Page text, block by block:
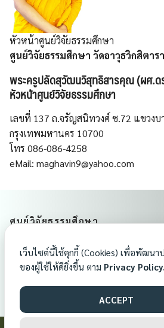
หัวหน้าศูนย์วิจัยธรรมศึกษา
ศูนย์วิจัยธรรมศึกษา วัดอาวุธวิกสิตาร
พระครูปลัดสุวัฒนวิสุทธิสารคุณ (ผศ.
หัวหน้าศูนย์วิจัยธรรมศึกษา
เลขที่ 137 ถ.จรัญสนิทวงศ์ ซ.72 แขวง
กรุงเทพมหานคร 10700
โทร 086-086-4258
eMail: maghavin9@yahoo.com
ศูนย์วิจัยธรรมศึกษา
ศูนย์วิจัยธรรมศึกษา เป็นศูนย์กลางการเรียน
ส่งเสริมคุณธรรม จริยธรรม และจิตสำนึกอัน
เพื่อสร้างสังคมที่มีความสงบสุขและมั่นคงในพ
เว็บไซต์นี้ใช้คุกกี้ (Cookies) เพื่อพัฒนา
ของผู้ใช้ให้ดียิ่งขึ้น ตาม Privacy
ACCEPT